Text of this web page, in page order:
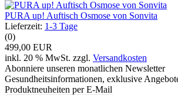
PURA up! Auftisch Osmose von Sonvita
Lieferzeit: 1-3 Tage
(0)
499,00 EUR
inkl. 20 % MwSt. zzgl. Versandkosten
Abonniere unseren monatlichen Newsletter
Gesundheitsinformationen, exklusive
Produktneuheiten per E-Mail